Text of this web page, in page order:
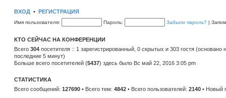
н
м
о
б
щ
е
ю
т
к
о
с
л
е
д
н
у
о
ВХОД • РЕГИСТРАЦИЯ
Имя пользователя: Пароль: Забыли пароль? |
КТО СЕЙЧАС НА КОНФЕРЕНЦИИ
Всего 304 посетителя :: 1 зарегистрированный, 0 скрытых и 303 гостя (основано
последние 5 минут)
Больше всего посетителей (5437) здесь было Вс май 22, 2016 3:05 pm
СТАТИСТИКА
Всего сообщений: 127690 • Всего тем: 4842 • Всего пользователей: 2140 • Новый